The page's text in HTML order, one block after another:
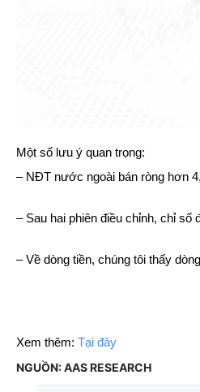
Một số lưu ý quan trọng:
– NĐT nước ngoài bán ròng hơn
– Sau hai phiên điều chỉnh, chỉ
– Về dòng tiền, chúng tôi thấy
Xem thêm: Tại đây
NGUỒN: AAS RESEARCH